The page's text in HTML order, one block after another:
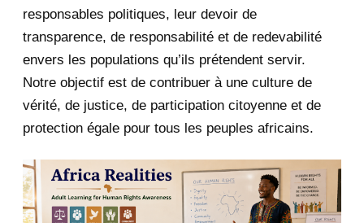
Unspoken Claims About
Museveni’s Origins by Igihe.com
Pourquoi les États-Unis doivent
déclassifier leurs...
Why the United States Must
Paul Kagame, la légitimité mise en
scène et la pol...
responsables politiques, leur devoir de
transparence, de responsabilité et de redevabilité
envers les populations qu’ils prétendent servir.
Notre objectif est de contribuer à une culture de
vérité, de justice, de participation citoyenne et de
protection égale pour tous les peuples africains.